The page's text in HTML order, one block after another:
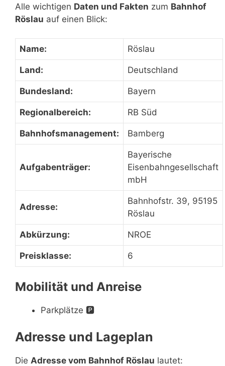
Alle wichtigen Daten und Fakten zum Bahnhof
Röslau auf einen Blick:
Name: Röslau
Land: Deutschland
Bundesland: Bayern
Regionalbereich: RB Süd
Bahnhofsmanagement: Bamberg
Aufgabenträger:
Bayerische
Eisenbahngesellschaft
mbH
Adresse:
Bahnhofstr. 39, 95195
Röslau
Abkürzung: NROE
Preisklasse: 6
Mobilität und Anreise
Parkplätze 🅿️
Adresse und Lageplan
Die Adresse vom Bahnhof Röslau lautet: